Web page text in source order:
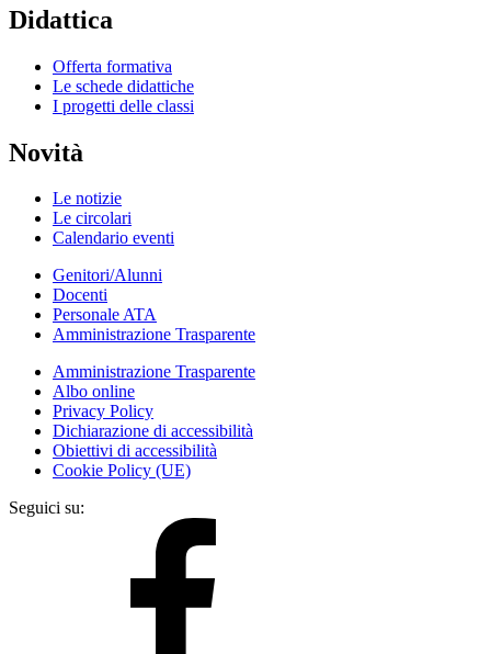
Didattica
Offerta formativa
Le schede didattiche
I progetti delle classi
Novità
Le notizie
Le circolari
Calendario eventi
Genitori/Alunni
Docenti
Personale ATA
Amministrazione Trasparente
Amministrazione Trasparente
Albo online
Privacy Policy
Dichiarazione di accessibilità
Obiettivi di accessibilità
Cookie Policy (UE)
Seguici su: